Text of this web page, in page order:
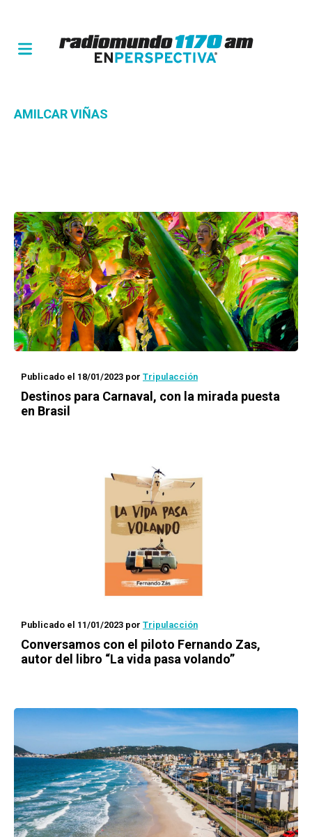
AMILCAR VIÑAS
Publicado el 18/01/2023 por Tripulacción
Destinos para Carnaval, con la mirada puesta
en Brasil
Publicado el 11/01/2023 por Tripulacción
Conversamos con el piloto Fernando Zas,
autor del libro “La vida pasa volando”